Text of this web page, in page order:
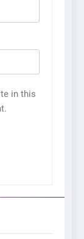
in this